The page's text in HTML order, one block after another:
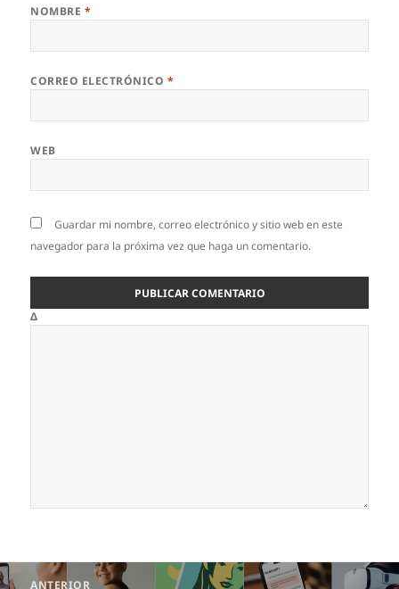
NOMBRE *
CORREO ELECTRÓNICO *
WEB
Guardar mi nombre, correo electrónico y sitio web en este
navegador para la próxima vez que haga un comentario.
Δ
Navegación
ANTERIOR